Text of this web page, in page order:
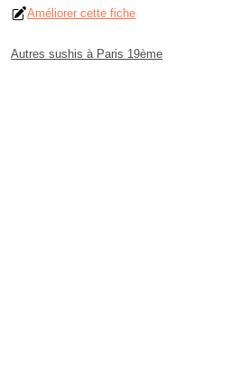
Améliorer cette fiche
Autres sushis à Paris 19ème